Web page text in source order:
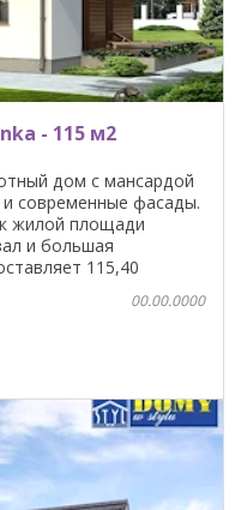
- 115 м2
дом с мансардой
современные фасады.
жилой площади
и большая
115,40
00.00.0000